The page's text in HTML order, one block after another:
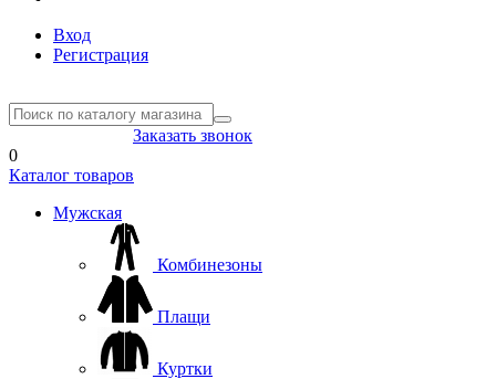
Вход
Регистрация
Заказать звонок
0
Каталог товаров
Мужская
Комбинезоны
Плащи
Куртки